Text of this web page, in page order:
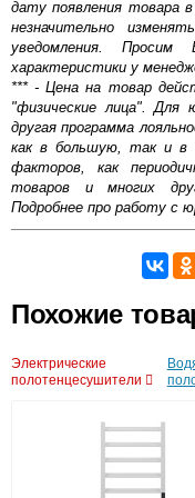
дату появления товара
незначительно
уведомления. Просим
характеристики у
*** - Цена на товар
"физические лица". Для
другая программа
как в большую, так и в
факторов, как
товаров и многих
Подробнее про работу с
Оставьте отзыв
Доставка
Возможные
Наличный
времени
Банковской
доставке, так и
Интернет-
Похожие
Электрические
полотенцесушители